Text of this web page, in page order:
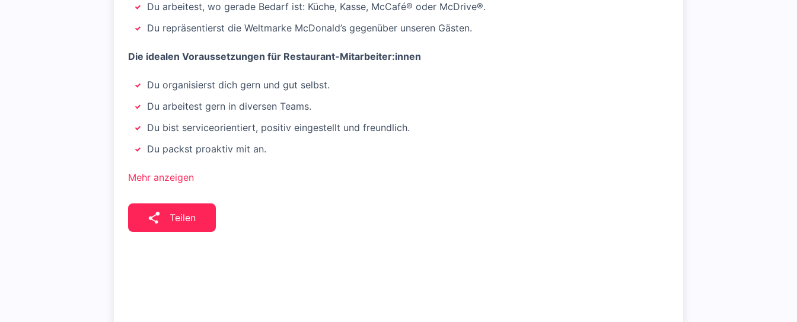
Du arbeitest, wo gerade Bedarf ist: Küche, Kasse, McCafé® oder McDrive®.
Du repräsentierst die Weltmarke McDonald’s gegenüber unseren Gästen.
Die idealen Voraussetzungen für Restaurant-Mitarbeiter:innen
Du organisierst dich gern und gut selbst.
Du arbeitest gern in diversen Teams.
Du bist serviceorientiert, positiv eingestellt und freundlich.
Du packst proaktiv mit an.
Mehr anzeigen
Teilen